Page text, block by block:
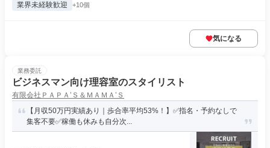
業界未経験歓迎 +10個
気になる
業務委託
ビジネスマン向け理容室のスタイリスト
有限会社ＰＡＰＡ’Ｓ＆ＭＡＭＡ’Ｓ
【月収50万円実績あり｜歩合率平均53%！】✅指名・予約なしで
集客不要✅稼働も休みも自分次...